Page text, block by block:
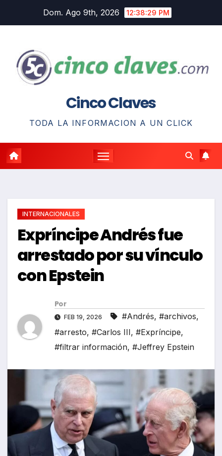
Dom. Ago 9th, 2026 12:38:30 PM
Cinco Claves
TODA LA INFORMACION A UN CLICK
INTERNACIONALES
Expríncipe Andrés fue
arrestado por su vínculo
con Epstein
Por
FEB 19, 2026 #Andrés, #archivos,
#arresto, #Carlos III, #Expríncipe,
#filtrar información, #Jeffrey Epstein